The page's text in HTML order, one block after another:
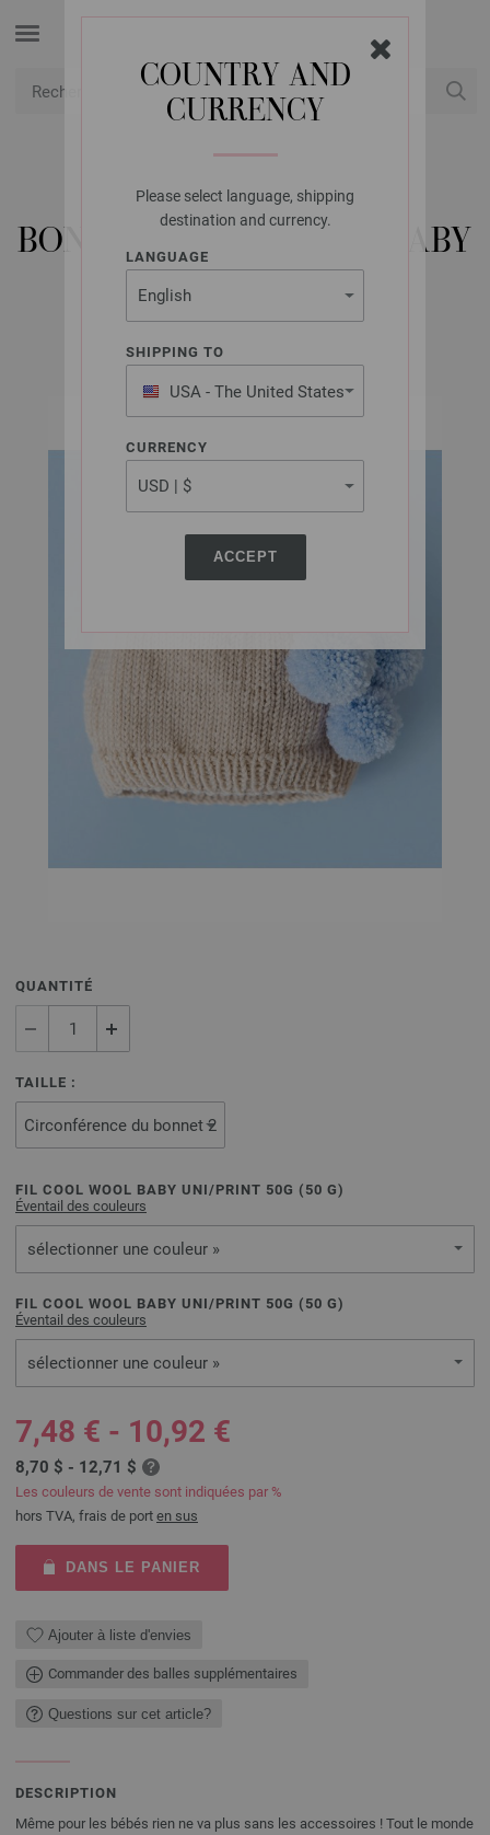
COUNTRY AND
CURRENCY
Please select language, shipping
destination and currency.
LANGUAGE
SHIPPING TO
USA - The United States
of America
CURRENCY
ACCEPT
LANA GROSSA
BONNET COOL WOOL BABY
FILATI INFANTI No. 10 (FR) | Modèle 12
QUANTITÉ
TAILLE :
FIL COOL WOOL BABY UNI/PRINT 50G ( 50 G)
Éventail des couleurs
sélectionner une couleur »
FIL COOL WOOL BABY UNI/PRINT 50G ( 50 G)
Éventail des couleurs
sélectionner une couleur »
7,48 € - 10,92 €
8,70 $ - 12,71 $
Les couleurs de vente sont indiquées par %
hors TVA, frais de port en sus
DANS LE PANIER
Ajouter à liste d'envies
Commander des balles supplémentaires
Questions sur cet article?
DESCRIPTION
Même pour les bébés rien ne va plus sans les accessoires ! Tout le monde